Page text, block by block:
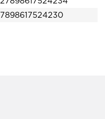
7898617524230